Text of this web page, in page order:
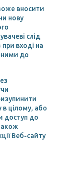
вносити
нову
слід
вході на
до
цілому, або
доступ до
Веб-сайту